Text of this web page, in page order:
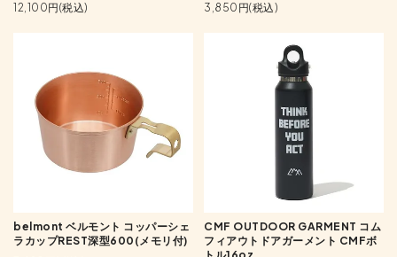
12,100円(税込)
3,850円(税込)
belmont ベルモント コッパーシェ
ラカップREST深型600(メモリ付)
CMF OUTDOOR GARMENT コム
フィアウトドアガーメント CMFボ